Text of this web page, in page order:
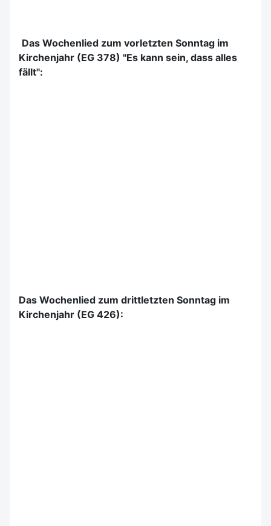
Das Wochenlied zum vorletzten Sonntag im
Kirchenjahr (EG 378) "Es kann sein, dass alles
fällt":
Das Wochenlied zum drittletzten Sonntag im
Kirchenjahr (EG 426):